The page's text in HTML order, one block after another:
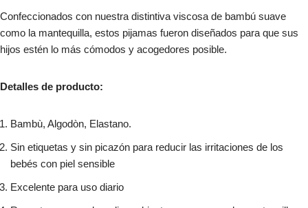
Confeccionados con nuestra distintiva viscosa de bambú suave
como la mantequilla, estos pijamas fueron diseñados para que sus
hijos estén lo más cómodos y acogedores posible.
Detalles de producto:
Bambù, Algodòn, Elastano.
Sin etiquetas y sin picazón para reducir las irritaciones de los
bebés con piel sensible
Excelente para uso diario